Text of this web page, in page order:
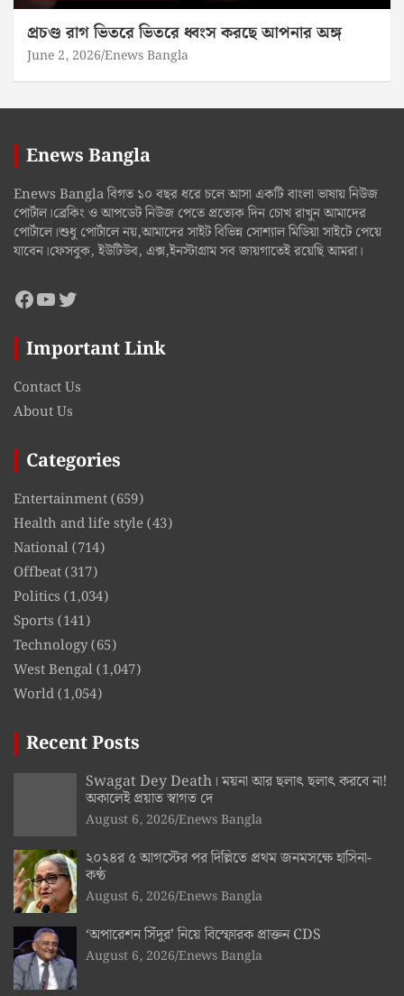
প্রচণ্ড রাগ ভিতরে ভিতরে ধ্বংস করছে আপনার অঙ্গ
June 2, 2026 Enews Bangla
Enews Bangla
Enews Bangla বিগত ১০ বছর ধরে চলে আসা একটি বাংলা ভাষায় নিউজ
পোর্টাল।ব্রেকিং ও আপডেট নিউজ পেতে প্রত্যেক দিন চোখ রাখুন আমাদের
পোর্টালে।শুধু পোর্টালে নয়,আমাদের সাইট বিভিন্ন সোশ্যাল মিডিয়া সাইটে পেয়ে
যাবেন।ফেসবুক, ইউটিউব, এক্স,ইনস্টাগ্রাম সব জায়গাতেই রয়েছি আমরা।
Facebook
YouTube
Twitter
Important Link
Contact Us
About Us
Categories
Entertainment(659)
Health and life style(43)
National(714)
Offbeat(317)
Politics (1,034)
Sports (141)
Technology(65)
West Bengal(1,047)
World(1,054)
Recent Posts
Swagat Dey Death। ময়না আর ছলাৎ ছলাৎ করবে না!
অকালেই প্রয়াত স্বাগত দে
August 6, 2026 Enews Bangla
২০২৪র ৫ আগস্টের পর দিল্লিতে প্রথম জনমসক্ষে হাসিনা-
কণ্ঠ
August 6, 2026 Enews Bangla
‘অপারেশন সিঁদুর’ নিয়ে বিস্ফোরক প্রাক্তন CDS
August 6, 2026 Enews Bangla